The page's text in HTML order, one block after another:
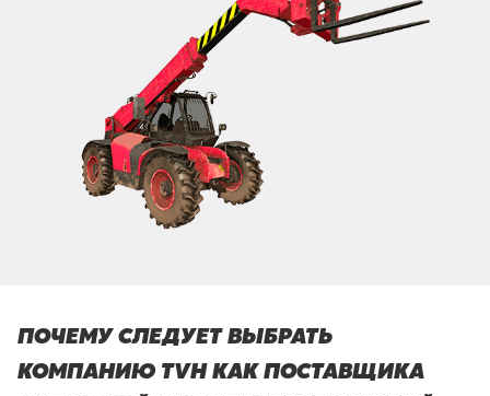
ПОЧЕМУ СЛЕДУЕТ ВЫБРАТЬ
КОМПАНИЮ TVH КАК ПОСТАВЩИКА